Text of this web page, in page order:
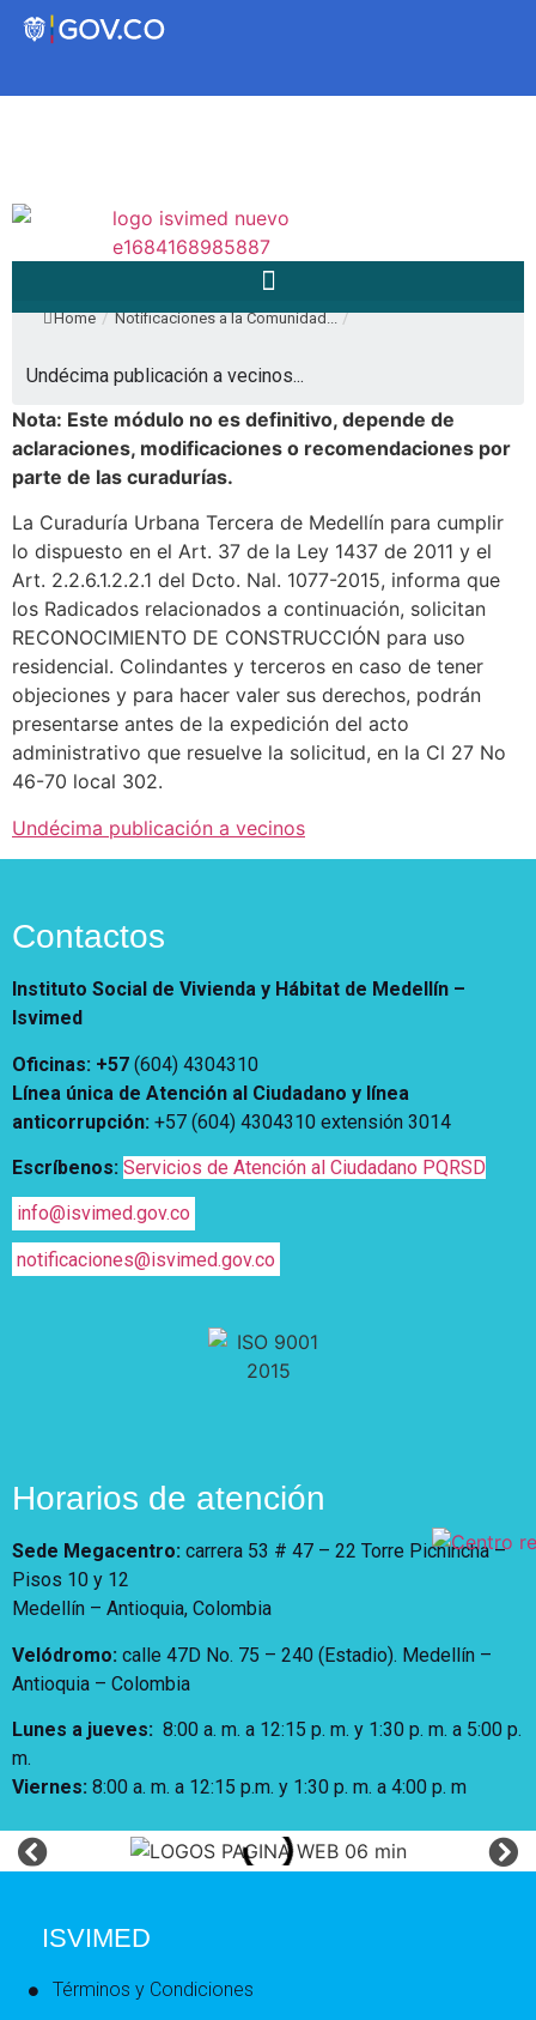
Instituto Social de Vivienda y
Servicios
Vivienda
Vivienda Nueva
Vivienda un proyecto
familiar
Titulación
Arrendamiento temporal
Reconocimiento de
Edificaciones – C0
Acompañamiento Social
Notificaciones
Convocatorias
Nosotros
¿Qué es el ISVIMED?
Plan de Desarrollo
Rendición de cuentas
Directorio de servidores
Encuesta de Percepción
Opciones de accesibilidad
A+ A A-
Tamaño de la
Contraste
Home / Notificaciones a la Comunidad... /
Undécima publicación a vecinos...
Nota: Este módulo no es definitivo, depende de
aclaraciones, modificaciones o recomendaciones por
parte de las curadurías.
La Curaduría Urbana Tercera de Medellín para cumplir
lo dispuesto en el Art. 37 de la Ley 1437 de 2011 y el
Art. 2.2.6.1.2.2.1 del Dcto. Nal. 1077-2015, informa que
los Radicados relacionados a continuación, solicitan
RECONOCIMIENTO DE CONSTRUCCIÓN para uso
residencial. Colindantes y terceros en caso de tener
objeciones y para hacer valer sus derechos, podrán
presentarse antes de la expedición del acto
administrativo que resuelve la solicitud, en la Cl 27 No
46-70 local 302.
Undécima publicación a vecinos
Contactos
Instituto Social de Vivienda y Hábitat de Medellín –
Isvimed
Oficinas: +57 (604) 4304310
Línea única de Atención al Ciudadano y línea
anticorrupción: +57 (604) 4304310 extensión 3014
Escríbenos: Servicios de Atención al Ciudadano PQRSD
info@isvimed.gov.co
notificaciones@isvimed.gov.co
Horarios de atención
Sede Megacentro: carrera 53 # 47 – 22 Torre Pichincha –
Pisos 10 y 12
Medellín – Antioquia, Colombia
Velódromo: calle 47D No. 75 – 240 (Estadio). Medellín –
Antioquia – Colombia
Lunes a jueves: 8:00 a. m. a 12:15 p. m. y 1:30 p. m. a 5:00 p.
m.
Viernes: 8:00 a. m. a 12:15 p.m. y 1:30 p. m. a 4:00 p. m
ISVIMED
Términos y Condiciones